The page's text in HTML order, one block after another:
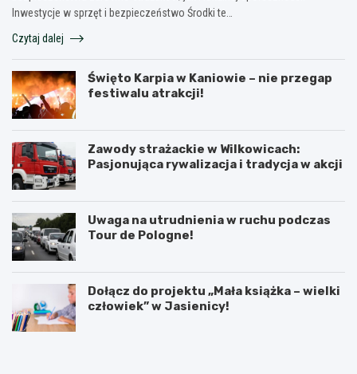
Inwestycje w sprzęt i bezpieczeństwo Środki te…
Czytaj dalej
Święto Karpia w Kaniowie – nie przegap
festiwalu atrakcji!
Zawody strażackie w Wilkowicach:
Pasjonująca rywalizacja i tradycja w akcji
Uwaga na utrudnienia w ruchu podczas
Tour de Pologne!
Dołącz do projektu „Mała książka – wielki
człowiek” w Jasienicy!